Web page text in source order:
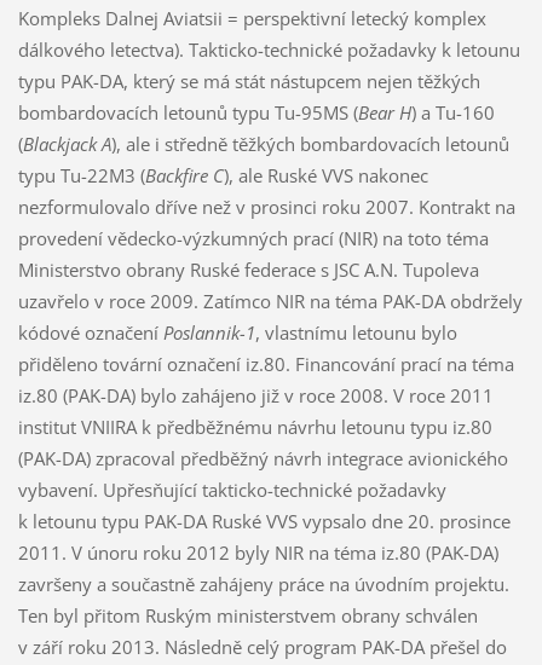
Kompleks Dalnej Aviatsii = perspektivní letecký komplex
dálkového letectva). Takticko-technické požadavky k letounu
typu PAK-DA, který se má stát nástupcem nejen těžkých
bombardovacích letounů typu Tu-95MS (Bear H) a Tu-160
(Blackjack A), ale i středně těžkých bombardovacích letounů
typu Tu-22M3 (Backfire C), ale Ruské VVS nakonec
nezformulovalo dříve než v prosinci roku 2007. Kontrakt na
provedení vědecko-výzkumných prací (NIR) na toto téma
Ministerstvo obrany Ruské federace s JSC A.N. Tupoleva
uzavřelo v roce 2009. Zatímco NIR na téma PAK-DA obdržely
kódové označení Poslannik-1, vlastnímu letounu bylo
přiděleno tovární označení iz.80. Financování prací na téma
iz.80 (PAK-DA) bylo zahájeno již v roce 2008. V roce 2011
institut VNIIRA k předběžnému návrhu letounu typu iz.80
(PAK-DA) zpracoval předběžný návrh integrace avionického
vybavení. Upřesňující takticko-technické požadavky
k letounu typu PAK-DA Ruské VVS vypsalo dne 20. prosince
2011. V únoru roku 2012 byly NIR na téma iz.80 (PAK-DA)
završeny a součastně zahájeny práce na úvodním projektu.
Ten byl přitom Ruským ministerstvem obrany schválen
v září roku 2013. Následně celý program PAK-DA přešel do